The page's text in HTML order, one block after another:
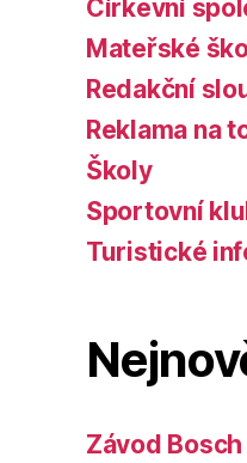
Církevní
Mateřské
Redakční
Reklama na
Školy
Sportovní
Turistické
Závod